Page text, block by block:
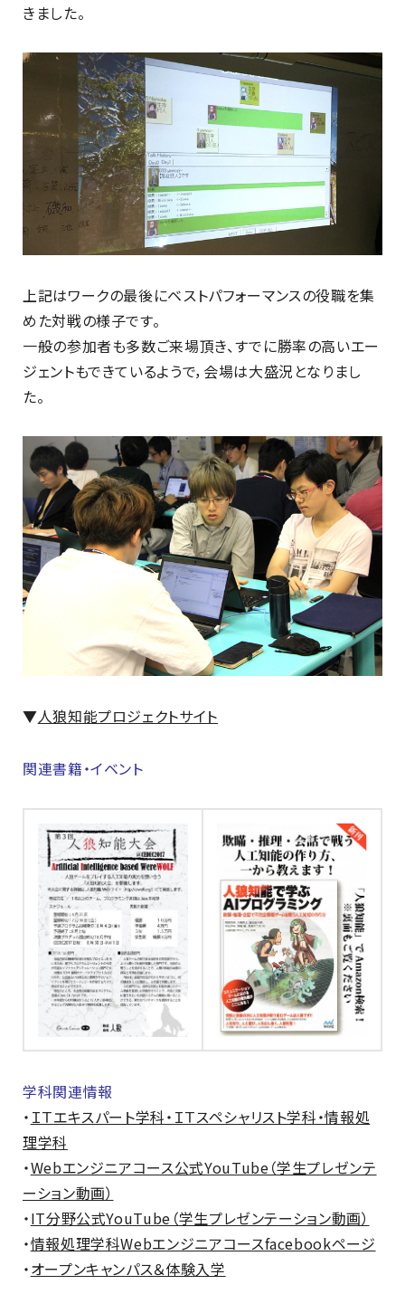
きました。
上記はワークの最後にベストパフォーマンスの役職を集
めた対戦の様子です。
一般の参加者も多数ご来場頂き、すでに勝率の高いエー
ジェントもできているようで，会場は大盛況となりまし
た。
▼人狼知能プロジェクトサイト
関連書籍・イベント
学科関連情報
・ ＩＴエキスパート学科・ＩＴスペシャリスト学科・情報処
理学科
・Webエンジニアコース公式YouTube（学生プレゼンテ
ーション動画）
・IT分野公式YouTube（学生プレゼンテーション動画）
・情報処理学科Webエンジニアコースfacebookページ
・オープンキャンパス＆体験入学